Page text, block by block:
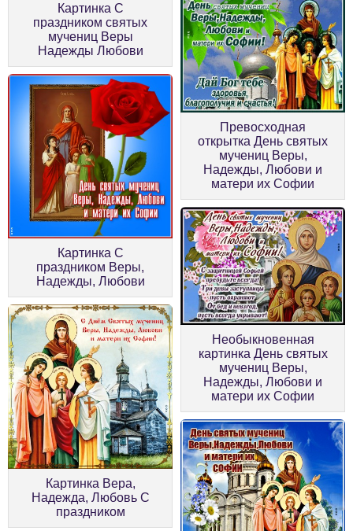
Картинка С
праздником святых
мучениц Веры
Надежды Любови
Картинка С
праздником Веры,
Надежды, Любови
Превосходная
открытка День святых
мучениц Веры,
Надежды, Любови и
матери их Софии
Картинка Вера,
Надежда, Любовь С
праздником
Необыкновенная
картинка День святых
мучениц Веры,
Надежды, Любови и
матери их Софии